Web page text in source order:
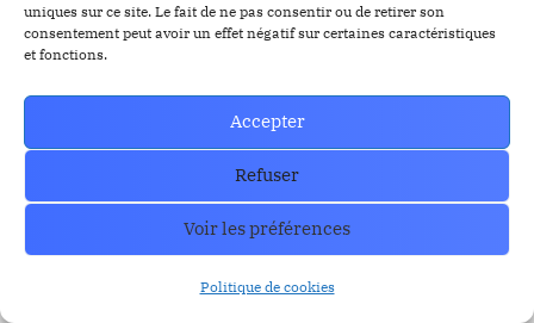
uniques sur ce site. Le fait de ne pas consentir ou de retirer son
consentement peut avoir un effet négatif sur certaines caractéristiques
et fonctions.
Accepter
Refuser
Voir les préférences
Politique de cookies
février 2024
janvier 2024
novembre 2023
octobre 2023
septembre 2023